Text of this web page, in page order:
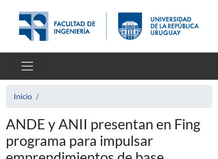
Inicio
ANDE y ANII presentan en Fing
programa para impulsar